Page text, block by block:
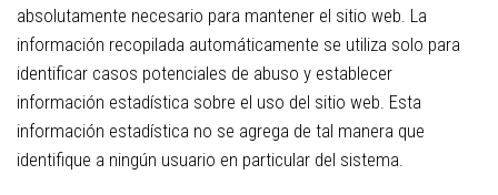
absolutamente necesario para mantener el sitio web. La
información recopilada automáticamente se utiliza solo para
identificar casos potenciales de abuso y establecer
información estadística sobre el uso del sitio web. Esta
información estadística no se agrega de tal manera que
identifique a ningún usuario en particular del sistema.